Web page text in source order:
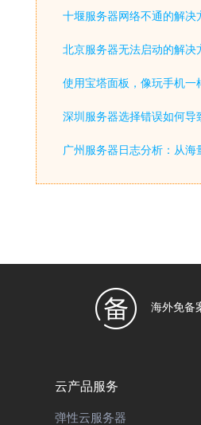
十堰服务器网络不通的解决
北京服务器无法启动的解决
使用宝塔面板，像玩手机一
深圳服务器选择错误如何导
广州服务器日志分析：从海
海外免备
云产品服务
弹性云服务器